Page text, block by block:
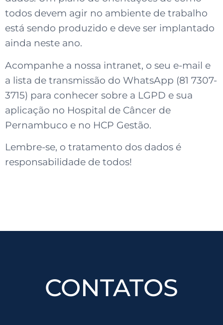
todos devem agir no ambiente de trabalho
está sendo produzido e deve ser implantado
ainda neste ano.
Acompanhe a nossa intranet, o seu e-mail e
a lista de transmissão do WhatsApp (81 7307-
3715) para conhecer sobre a LGPD e sua
aplicação no Hospital de Câncer de
Pernambuco e no HCP Gestão.
Lembre-se, o tratamento dos dados é
responsabilidade de todos!
CONTATOS